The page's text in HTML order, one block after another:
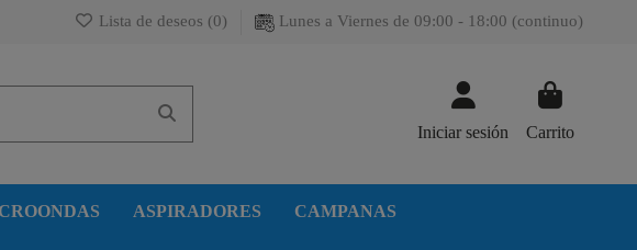
Lista de deseos (0) Lunes a Viernes de 09:00 - 18:00 (continuo)
Iniciar sesión Carrito
ASPIRADORES CAMPANAS